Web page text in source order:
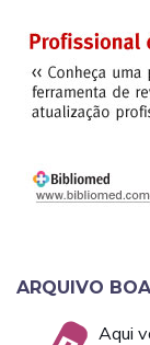
ARQUIVO
Aqui